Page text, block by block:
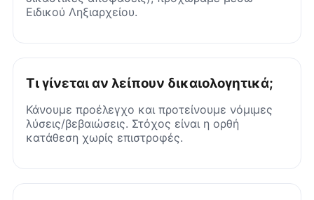
Ειδικού Ληξιαρχείου.
Τι γίνεται αν λείπουν δικαιολογητικά;
Κάνουμε προέλεγχο και προτείνουμε νόμιμες
λύσεις/βεβαιώσεις. Στόχος είναι η ορθή
κατάθεση χωρίς επιστροφές.